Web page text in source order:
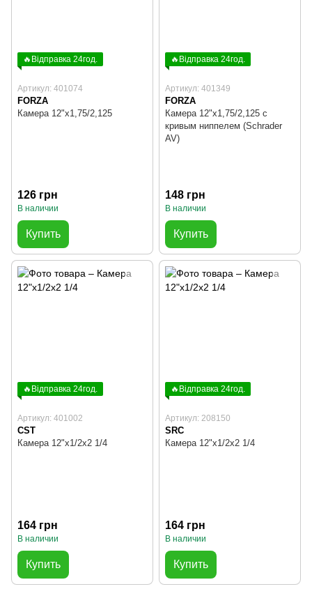
🔥Відправка 24год.
Артикул: 401074
FORZA
Камера 12"х1,75/2,125
126 грн
В наличии
Купить
🔥Відправка 24год.
Артикул: 401349
FORZA
Камера 12"х1,75/2,125 с
кривым ниппелем (Schrader
AV)
148 грн
В наличии
Купить
🔥Відправка 24год.
Артикул: 401002
CST
Камера 12"х1/2х2 1/4
164 грн
В наличии
Купить
🔥Відправка 24год.
Артикул: 208150
SRC
Камера 12"х1/2х2 1/4
164 грн
В наличии
Купить